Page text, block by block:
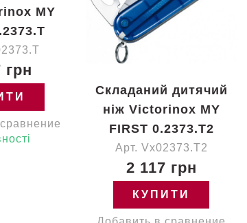
MY
грн
Складаний дитячий
ніж Victorinox MY
FIRST 0.2373.T2
Арт. Vx02373.T2
2 117 грн
КУПИТИ